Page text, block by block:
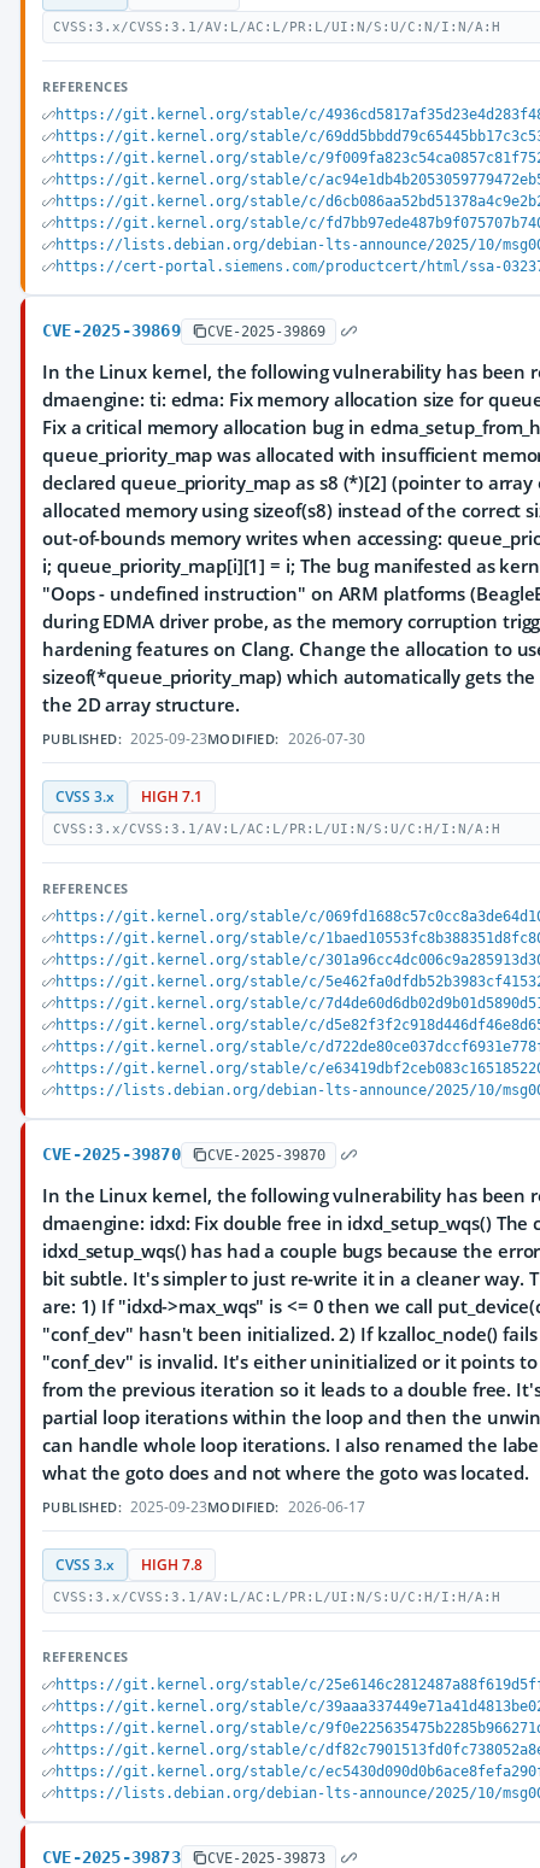
CVSS:3.x/CVSS:3.1/AV:L/AC:L/PR:L/UI:N/S:U/C:N/I:N/A:H
REFERENCES
https://git.kernel.org/stable/c/
https://git.kernel.org/stable/c/
https://git.kernel.org/stable/c/
https://git.kernel.org/stable/c/
https://git.kernel.org/stable/c/
https://git.kernel.org/stable/c/
https://lists.debian.org/debian-lts-announce/2025/10/
https://cert-portal.siemens.com/productcert/html/ssa-
CVE-2025-39869 CVE-2025-39869
In the Linux kernel, the following vulnerability has been
dmaengine: ti: edma: Fix memory allocation size for
Fix a critical memory allocation bug in
queue_priority_map was allocated with insufficient
declared queue_priority_map as s8 (*)[2] (pointer to array
allocated memory using sizeof(s8) instead of the correct
out-of-bounds memory writes when accessing:
i; queue_priority_map[i][1] = i; The bug manifested as
"Oops - undefined instruction" on ARM platforms
during EDMA driver probe, as the memory corruption
hardening features on Clang. Change the allocation to
sizeof(*queue_priority_map) which automatically gets the
the 2D array structure.
PUBLISHED: 2025-09-23MODIFIED: 2026-07-30
CVSS 3.x HIGH 7.1
CVSS:3.x/CVSS:3.1/AV:L/AC:L/PR:L/UI:N/S:U/C:H/I:N/A:H
REFERENCES
https://git.kernel.org/stable/c/
https://git.kernel.org/stable/c/
https://git.kernel.org/stable/c/
https://git.kernel.org/stable/c/
https://git.kernel.org/stable/c/
https://git.kernel.org/stable/c/
https://git.kernel.org/stable/c/
https://git.kernel.org/stable/c/
https://lists.debian.org/debian-lts-announce/2025/10/
CVE-2025-39870 CVE-2025-39870
In the Linux kernel, the following vulnerability has been
dmaengine: idxd: Fix double free in idxd_setup_wqs() The
idxd_setup_wqs() has had a couple bugs because the
bit subtle. It's simpler to just re-write it in a cleaner way.
are: 1) If "idxd->max_wqs" is <= 0 then we call
"conf_dev" hasn't been initialized. 2) If kzalloc_node()
"conf_dev" is invalid. It's either uninitialized or it points
from the previous iteration so it leads to a double free.
partial loop iterations within the loop and then the
can handle whole loop iterations. I also renamed the
what the goto does and not where the goto was located.
PUBLISHED: 2025-09-23MODIFIED: 2026-06-17
CVSS 3.x HIGH 7.8
CVSS:3.x/CVSS:3.1/AV:L/AC:L/PR:L/UI:N/S:U/C:H/I:H/A:H
REFERENCES
https://git.kernel.org/stable/c/
https://git.kernel.org/stable/c/
https://git.kernel.org/stable/c/
https://git.kernel.org/stable/c/
https://git.kernel.org/stable/c/
https://lists.debian.org/debian-lts-announce/2025/10/
CVE-2025-39873 CVE-2025-39873